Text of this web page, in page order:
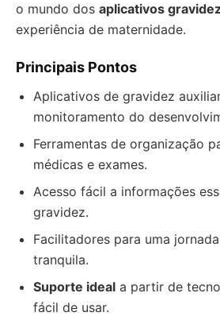
o mundo dos aplicativos
experiência de maternidade.
Principais Pontos
Aplicativos de gravidez
monitoramento do
Ferramentas de organização
médicas e exames.
Acesso fácil a informações
gravidez.
Facilitadores para uma
tranquila.
Suporte ideal a partir de
fácil de usar.